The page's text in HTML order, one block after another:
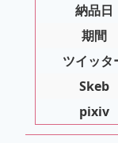
納品日
期間
ツイッタ
Skeb
pixiv